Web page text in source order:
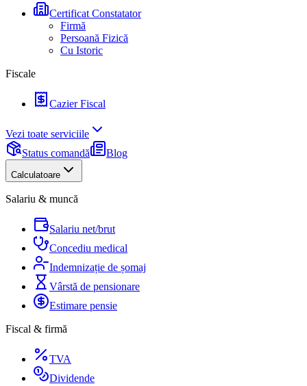
Certificat Constatator
Firmă
Persoană Fizică
Cu Istoric
Fiscale
Cazier Fiscal
Vezi toate serviciile
Status comandă
Blog
Calculatoare
Salariu & muncă
Salariu net/brut
Concediu medical
Indemnizație de șomaj
Vârstă de pensionare
Estimare pensie
Fiscal & firmă
TVA
Dividende